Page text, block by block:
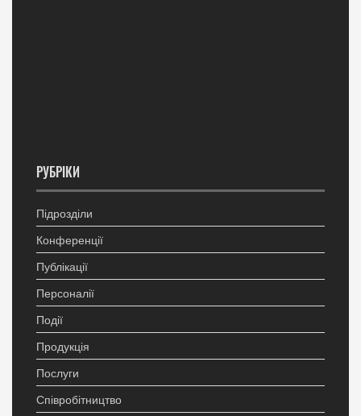
РУБРІКИ
Підрозділи
Конференції
Публікації
Персоналії
Події
Продукція
Послуги
Співробітництво